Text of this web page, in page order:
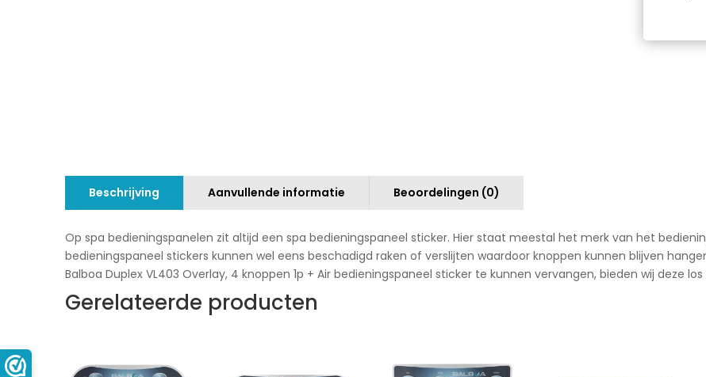
Air
Beschrijving Aanvullende informatie Beoordelingen (0)
Op spa bedieningspanelen zit altijd een spa bedieningspaneel sticker. Hier staat meestal het merk van het
bedieningspaneel stickers kunnen wel eens beschadigd raken of verslijten waardoor knoppen kunnen blijven
Balboa Duplex VL403 Overlay, 4 knoppen 1p + Air bedieningspaneel sticker te kunnen vervangen, bieden wij deze los
Gerelateerde producten